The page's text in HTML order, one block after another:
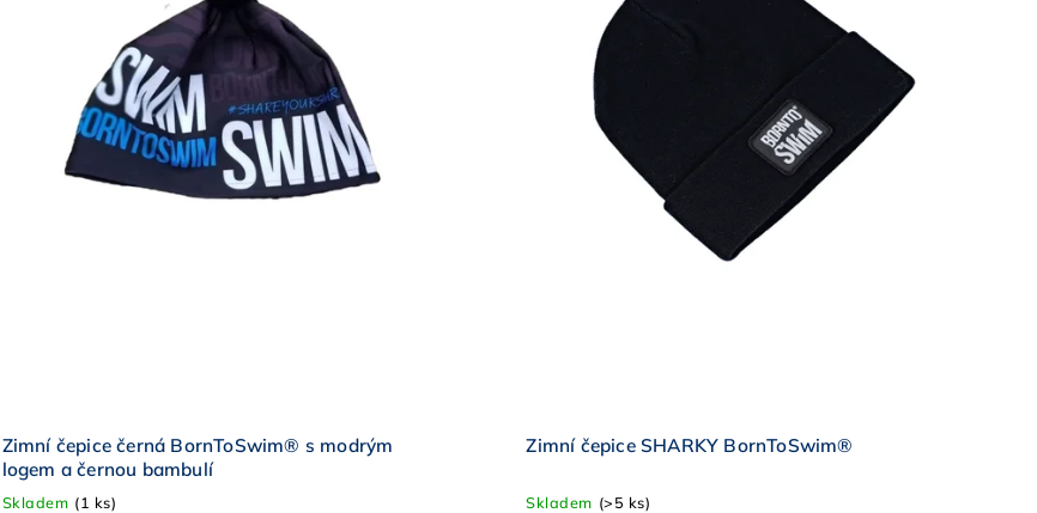
Zimní čepice černá BornToSwim® s modrým
logem a černou bambulí
Skladem (1 ks)
Zimní čepice SHARKY BornToSwim®
Skladem (>5 ks)